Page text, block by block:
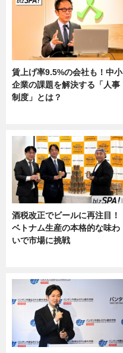
賃上げ率9.5%の会社も！中小
企業の課題を解決する「人事
制度」とは？
酒税改正でビールに再注目！
ベトナム生産の本格的な味わ
いで市場に挑戦